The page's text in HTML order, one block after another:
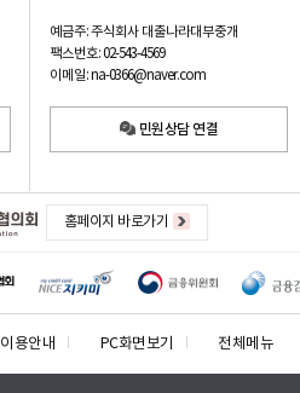
예금주: 주식회사 대출나라대부중개
팩스번호: 02-543-4569
이메일: na-0366@naver.com
민원상담 연결
홈페이지 바로가기
이용안내 PC화면보기 전체메뉴